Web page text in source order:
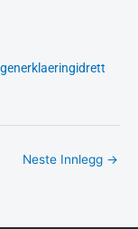
Neste Innlegg →